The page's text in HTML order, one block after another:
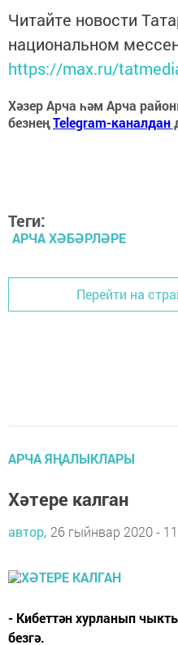
Читайте новости
национальном
https://max.ru/
Хәзер Арча һәм Арча
безнеңTelegram-каналдан
Теги:
АРЧА ХӘБӘРЛӘРЕ
Перейти на
АРЧА ЯҢАЛЫКЛАРЫ
Хәтере калган
автор, 26 гыйнвар 2020 -
- Кибеттән хурланып
безгә.